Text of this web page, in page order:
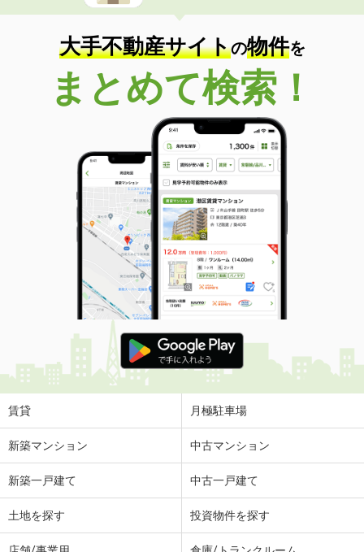
大手不動産サイトの物件を
まとめて検索！
賃貸 月極駐車場
新築マンション 中古マンション
新築一戸建て 中古一戸建て
土地を探す 投資物件を探す